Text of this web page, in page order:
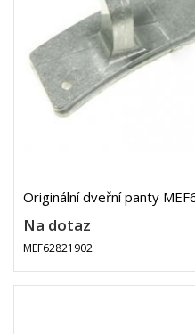
Originální dveřní panty
Na dotaz
MEF62821902